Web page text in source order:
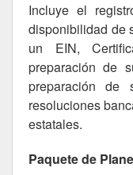
Incluye el
disponibilidad de
un EIN,
preparación de
preparación
resoluciones
estatales.
Paquete de